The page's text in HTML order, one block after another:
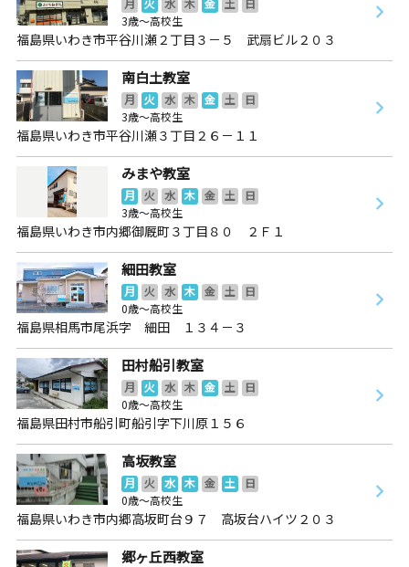
月 火 水 木 金 土
日
3歳～高校生
福島県いわき市平谷川瀬２丁目３－５ 武扇ビル２０３
南白土教室
月 火 水 木 金 土
日
3歳～高校生
福島県いわき市平谷川瀬３丁目２６－１１
みまや教室
月 火 水 木 金 土
日
3歳～高校生
福島県いわき市内郷御厩町３丁目８０ ２Ｆ１
細田教室
月 火 水 木 金 土
日
0歳～高校生
福島県相馬市尾浜字 細田 １３４－３
田村船引教室
月 火 水 木 金 土
日
0歳～高校生
福島県田村市船引町船引字下川原１５６
高坂教室
月 火 水 木 金 土
日
0歳～高校生
福島県いわき市内郷高坂町台９７ 高坂台ハイツ２０３
郷ヶ丘西教室